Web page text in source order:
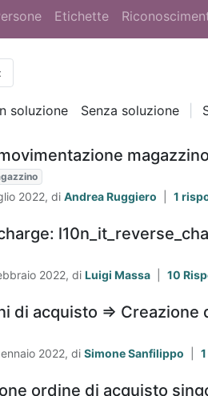
Etichette
soluzione Senza soluzione
2022, di Andrea Ruggiero 1
2022, di Luigi Massa 10
di acquisto =>
2022, di Simone Sanfilippo
ordine di acquisto